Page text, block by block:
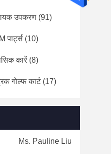
उपकरण (91)
पार्ट्स (10)
कारें (8)
गोल्फ कार्ट(17)
Ms. Pauline Liu